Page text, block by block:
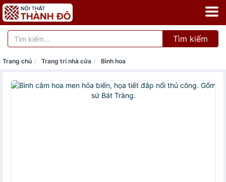
Tìm kiếm
Trang chủ Trang trí nhà cửa Bình hoa